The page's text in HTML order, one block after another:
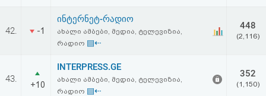
ავტორიზაცია
რეგისტრაცია
42. -1
ინტერნეტ-რადიო
ახალი ამბები, მედია, ტელევიზია,
რადიო ▤⇠
448
(2,116)
43.
+10
INTERPRESS.GE
ახალი ამბები, მედია, ტელევიზია,
რადიო ▤⇠
352
(1,150)